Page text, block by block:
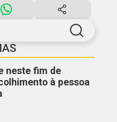
neste fim de
à pessoa